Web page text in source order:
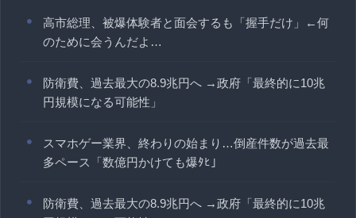
高市総理、被爆体験者と面会するも「握手だけ」←何
のために会うんだよ…
防衛費、過去最大の8.9兆円へ →政府「最終的に10兆
円規模になる可能性」
スマホゲー業界、終わりの始まり…倒産件数が過去最
多ペース「数億円かけても爆ﾀﾋ」
防衛費、過去最大の8.9兆円へ →政府「最終的に10兆